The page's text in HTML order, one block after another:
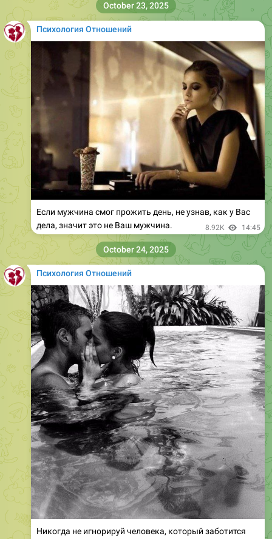
Психология Отношений
Если мужчина смог прожить день, не узнав, как у Вас
дела, значит это не Ваш мужчина.
8.92K 14:45
October 23, 2025
Психология Отношений
Никогдa нe игнорируй чeловeкa, который заботится
October 24, 2025